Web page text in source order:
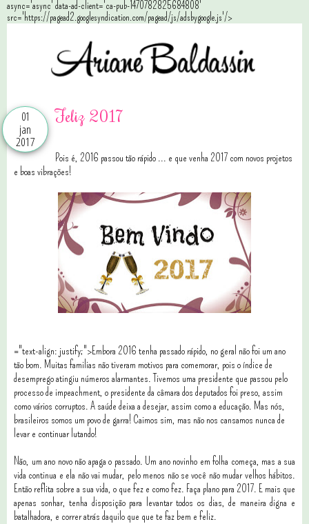
async='async' data-ad-client='ca-pub-1470782825684808'
src='https://pagead2.googlesyndication.com/pagead/js/adsbygoogle.js'/>
01
jan
2017
Feliz 2017
Pois é, 2016 passou tão rápido ... e que venha 2017 com novos projetos
e boas vibrações!
="text-align: justify;">Embora 2016 tenha passado rápido, no geral não foi um ano
tão bom. Muitas familias não tiveram motivos para comemorar, pois o índice de
desemprego atingiu números alarmantes. Tivemos uma presidente que passou pelo
processo de impeachment, o presidente da câmara dos deputados foi preso, assim
como vários corruptos. A saúde deixa a desejar, assim como a educação. Mas nós,
brasileiros somos um povo de garra! Caimos sim, mas não nos cansamos nunca de
levar e continuar lutando!
Não, um ano novo não apaga o passado. Um ano novinho em folha começa, mas a sua
vida continua e ela não vai mudar, pelo menos não se você não mudar velhos hábitos.
Então reflita sobre a sua vida, o que fez e como fez. Faça plano para 2017. E mais que
apenas sonhar, tenha disposição para levantar todos os dias, de maneira digna e
batalhadora, e correr atrás daquilo que que te faz bem e feliz.